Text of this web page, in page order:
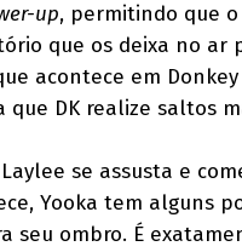
up, permitindo que o
que os deixa no ar
acontece em Donkey
que DK realize saltos
se assusta e
Yooka tem alguns
seu ombro. É